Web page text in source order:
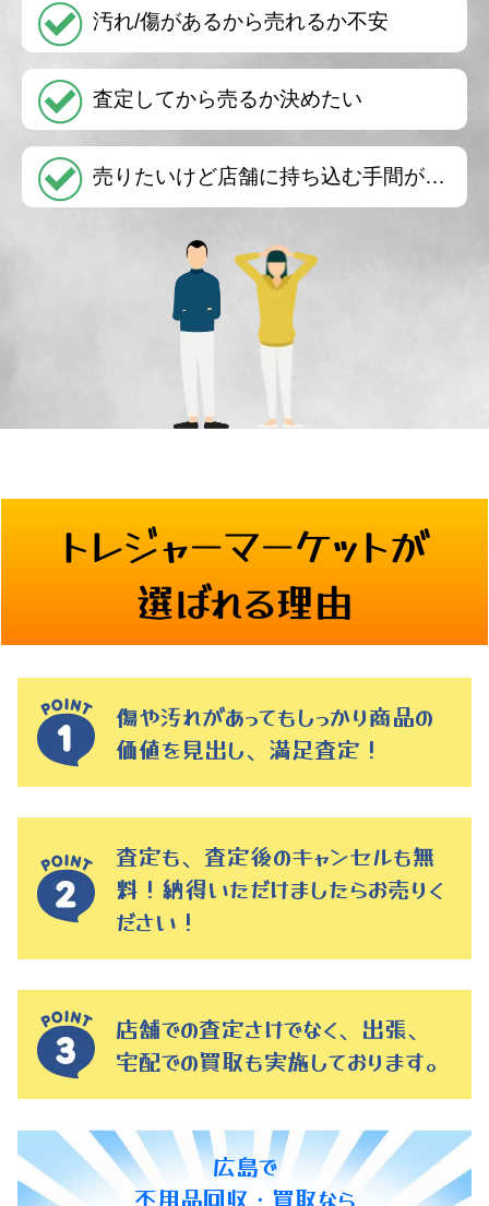
汚れ/傷があるから売れるか不安
査定してから売るか決めたい
売りたいけど店舗に持ち込む手間が…
トレジャーマーケットが
選ばれる理由
傷や汚れがあってもしっかり商品の
価値を見出し、満足査定！
査定も、査定後のキャンセルも無
料！納得いただけましたらお売りく
ださい！
店舗での査定さけでなく、出張、
宅配での買取も実施しております。
広島で
不用品回収・買取なら